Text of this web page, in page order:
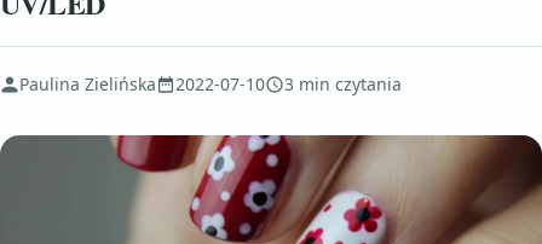
Paulina Zielińska 2022-07-10 3 min czytania